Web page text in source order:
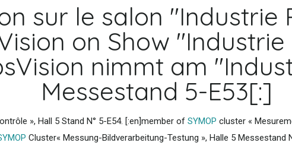
sur le salon "Industrie
on Show
nimmt am
Messestand 5-E53[:]
», Hall 5 Stand N° 5-E54. [:en]member of SYMOP cluster «
Cluster« Messung-Bildverarbeitung-Testung », Halle 5 Messestand